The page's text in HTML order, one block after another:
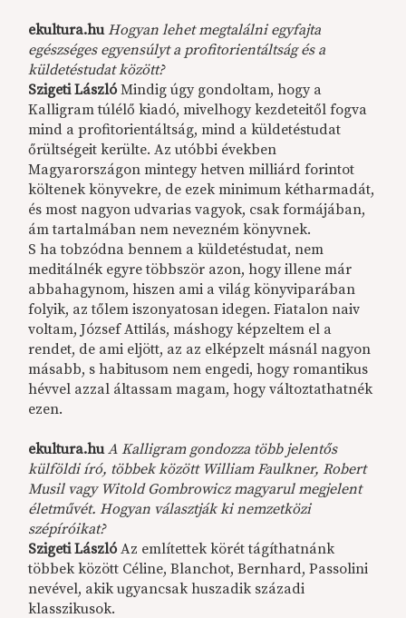
ekultura.hu Hogyan lehet megtalálni egyfajta
egészséges egyensúlyt a profitorientáltság és a
küldetéstudat között?
Szigeti LászlóMindig úgy gondoltam, hogy a
Kalligram túlélő kiadó, mivelhogy kezdeteitől fogva
mind a profitorientáltság, mind a küldetéstudat
őrültségeit kerülte. Az utóbbi években
Magyarországon mintegy hetven milliárd forintot
költenek könyvekre, de ezek minimum kétharmadát,
és most nagyon udvarias vagyok, csak formájában,
ám tartalmában nem nevezném könyvnek.
S ha tobzódna bennem a küldetéstudat, nem
meditálnék egyre többször azon, hogy illene már
abbahagynom, hiszen ami a világ könyviparában
folyik, az tőlem iszonyatosan idegen. Fiatalon naiv
voltam, József Attilás, máshogy képzeltem el a
rendet, de ami eljött, az az elképzelt másnál nagyon
másabb, s habitusom nem engedi, hogy romantikus
hévvel azzal áltassam magam, hogy változtathatnék
ezen.
ekultura.hu A Kalligram gondozza több jelentős
külföldi író, többek között William Faulkner, Robert
Musil vagy Witold Gombrowicz magyarul megjelent
életművét. Hogyan választják ki nemzetközi
szépíróikat?
Szigeti LászlóAz említettek körét tágíthatnánk
többek között Céline, Blanchot, Bernhard, Passolini
nevével, akik ugyancsak huszadik századi
klasszikusok.